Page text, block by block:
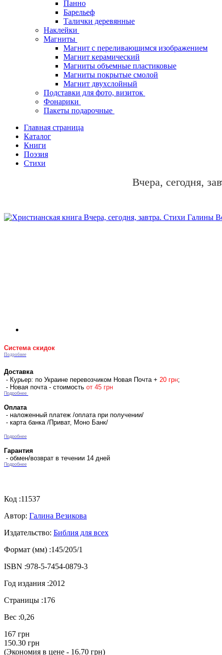
Панно
Барельеф
Талички деревянные
Наклейки
Магниты
Магнит с переливающимся изображением
Магнит керамический
Магниты объемные пластиковые
Магниты покрытые смолой
Магнит двухслойный
Подставки для фото, визиток
Фонарики
Пакеты подарочные
Главная страница
Каталог
Книги
Поэзия
Стихи
Вчера, сегодня,
Система скидок
Подробнее
Доставка
- Курьер: по Украине перевозчиком Новая Почта + 20 грн;
- Новая почта - стоимость от 45 грн
Подробнее
Оплата
- наложенный платеж /оплата при получении/
- карта банка /Приват, Моно Банк/
Подробнее
Гарантия
- обмен/возврат в течении 14 дней
Подробнее
Код :11537
Автор: Галина Везикова
Издательство: Библия для всех
Формат (мм) :145/205/1
ISBN :978-5-7454-0879-3
Год издания :2012
Страницы :176
Вес :0,26
167 грн
150.30 грн
(Экономия в цене - 16.70 грн)